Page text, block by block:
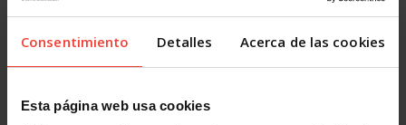
Consentimiento Detalles Acerca de las cookies
Esta página web usa cookies
organización, mantiene continuamente la supervisión,
según los estándares internacionales.